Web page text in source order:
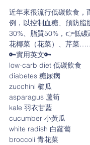
近年來很流行低碳飲食，
例，以控制血糖、預防脂
30%、脂質50%，👉低碳
花椰菜（花菜）、芹菜
🔑實用英文🔑
low-carb diet 低碳飲食
diabetes 糖尿病
zucchini 櫛瓜
asparagus 蘆筍
kale 羽衣甘藍
cucumber 小黃瓜
white radish 白蘿蔔
broccoli 青花菜